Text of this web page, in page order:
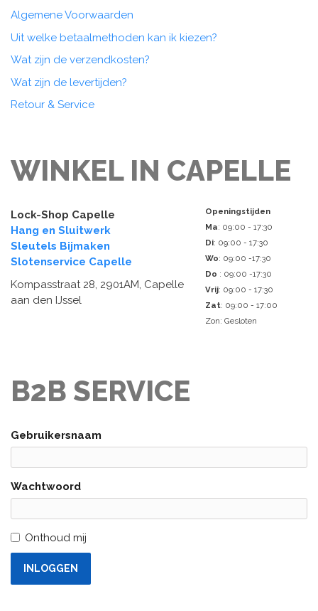
Algemene Voorwaarden
Uit welke betaalmethoden kan ik kiezen?
Wat zijn de verzendkosten?
Wat zijn de levertijden?
Retour & Service
WINKEL IN CAPELLE
Lock-Shop Capelle
Hang en Sluitwerk
Sleutels Bijmaken
Slotenservice Capelle
Kompasstraat 28, 2901AM, Capelle
aan den IJssel
Openingstijden
Ma: 09:00 - 17:30
Di: 09:00 - 17:30
Wo: 09:00 -17:30
Do : 09:00 -17:30
Vrij: 09:00 - 17:30
Zat: 09:00 - 17:00
Zon: Gesloten
B2B SERVICE
Gebruikersnaam
Wachtwoord
Onthoud mij
INLOGGEN